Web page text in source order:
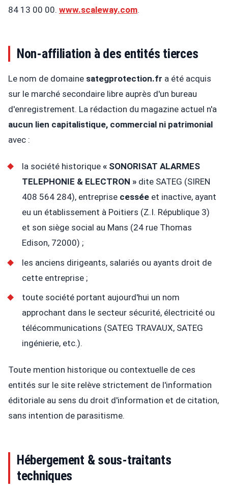
84 13 00 00. www.scaleway.com.
Non-affiliation à des entités tierces
Le nom de domaine sategprotection.fr a été acquis
sur le marché secondaire libre auprès d'un bureau
d'enregistrement. La rédaction du magazine actuel n'a
aucun lien capitalistique, commercial ni patrimonial
avec :
la société historique« SONORISAT ALARMES
TELEPHONIE & ELECTRON » dite SATEG (SIREN
408 564 284), entreprise cessée et inactive, ayant
eu un établissement à Poitiers (Z.I. République 3)
et son siège social au Mans (24 rue Thomas
Edison, 72000) ;
les anciens dirigeants, salariés ou ayants droit de
cette entreprise ;
toute société portant aujourd'hui un nom
approchant dans le secteur sécurité, électricité ou
télécommunications (SATEG TRAVAUX, SATEG
ingénierie, etc.).
Toute mention historique ou contextuelle de ces
entités sur le site relève strictement de l'information
éditoriale au sens du droit d'information et de citation,
sans intention de parasitisme.
Hébergement & sous-traitants
techniques